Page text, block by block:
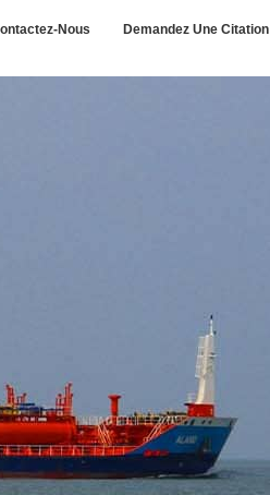
Nous Demandez Une Citation